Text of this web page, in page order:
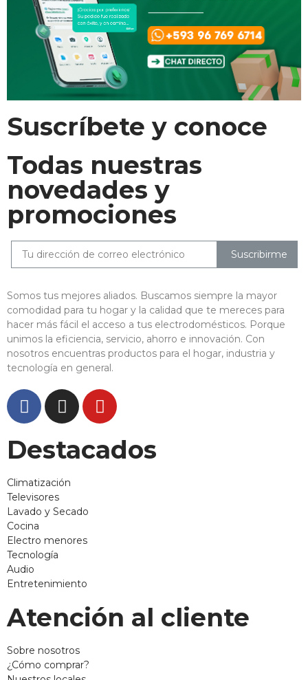
Suscríbete y conoce
Todas nuestras
novedades y
promociones
Suscribirme
Somos tus mejores aliados. Buscamos siempre la mayor
comodidad para tu hogar y la calidad que te mereces para
hacer más fácil el acceso a tus electrodomésticos. Porque
unimos la eficiencia, servicio, ahorro e innovación. Con
nosotros encuentras productos para el hogar, industria y
tecnología en general.
Destacados
Climatización
Televisores
Lavado y Secado
Cocina
Electro menores
Tecnología
Audio
Entretenimiento
Atención al cliente
Sobre nosotros
¿Cómo comprar?